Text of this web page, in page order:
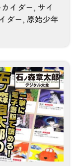
カイダー, サイ
ダー, 原始少年